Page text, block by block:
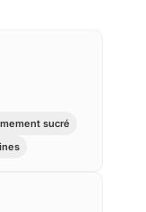
sucré